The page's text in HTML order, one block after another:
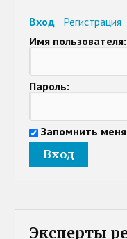
Вход Регистрация
Имя пользователя:
Пароль:
Запомнить меня
Эксперты